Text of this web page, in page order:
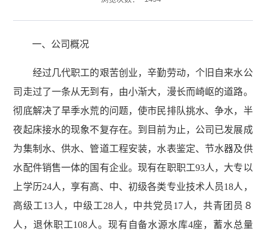
一、公司概况
经过几代职工的艰苦创业，辛勤劳动，个旧自来水公
司走过了一条从无到有，由小渐大，漫长而崎岖的道路。
彻底解决了旱季水荒的问题，使市民排队挑水、争水，半
夜起床接水的现象不复存在。到目前为止，公司已发展成
为集制水、供水、管道工程安装，水表鉴定、节水器及供
水配件销售一体的国有企业。现有在职职工93人，大专以
上学历24人，享有高、中、初级各类专业技术人员18人，
高级工13人，中级工28人，中共党员17人，共青团员８
人，退休职工108人。现有自备水源水库4座，蓄水总量